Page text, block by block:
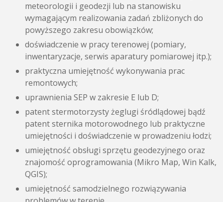
meteorologii i geodezji lub na stanowisku
wymagającym realizowania zadań zbliżonych do
powyższego zakresu obowiązków;
doświadczenie w pracy terenowej (pomiary,
inwentaryzacje, serwis aparatury pomiarowej itp.);
praktyczna umiejętność wykonywania prac
remontowych;
uprawnienia SEP w zakresie E lub D;
patent stermotorzysty żeglugi śródlądowej bądź
patent sternika motorowodnego lub praktyczne
umiejętności i doświadczenie w prowadzeniu łodzi;
umiejętność obsługi sprzętu geodezyjnego oraz
znajomość oprogramowania (Mikro Map, Win Kalk,
QGIS);
umiejętność samodzielnego rozwiązywania